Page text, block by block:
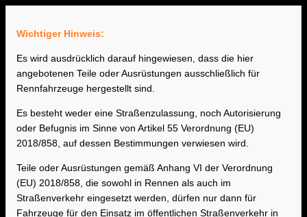
Wichtiger Hinweis:
Es wird ausdrücklich darauf hingewiesen, dass die hier
angebotenen Teile oder Ausrüstungen ausschließlich für
Rennfahrzeuge hergestellt sind.
Es besteht weder eine Straßenzulassung, noch Autorisierung
oder Befugnis im Sinne von Artikel 55 Verordnung (EU)
2018/858, auf dessen Bestimmungen verwiesen wird.
Teile oder Ausrüstungen gemäß Anhang VI der Verordnung
(EU) 2018/858, die sowohl in Rennen als auch im
Straßenverkehr eingesetzt werden, dürfen nur dann für
Fahrzeuge für den Einsatz im öffentlichen Straßenverkehr in